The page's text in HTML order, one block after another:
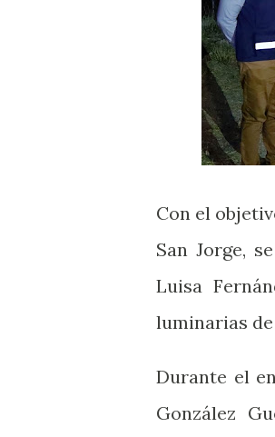
Con el
San Jorge,
Luisa
luminarias de
Durante el
González